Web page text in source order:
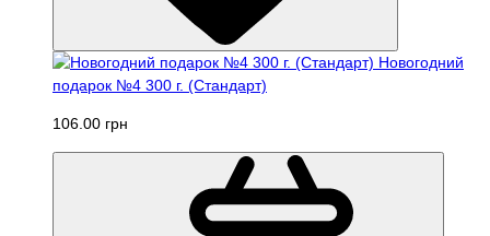
Новогодний
подарок №4 300 г. (Стандарт)
106.00 грн